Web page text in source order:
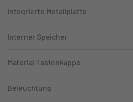
Integrierte Metallplatte
Interner Speicher
Material Tastenkappe
Beleuchtung